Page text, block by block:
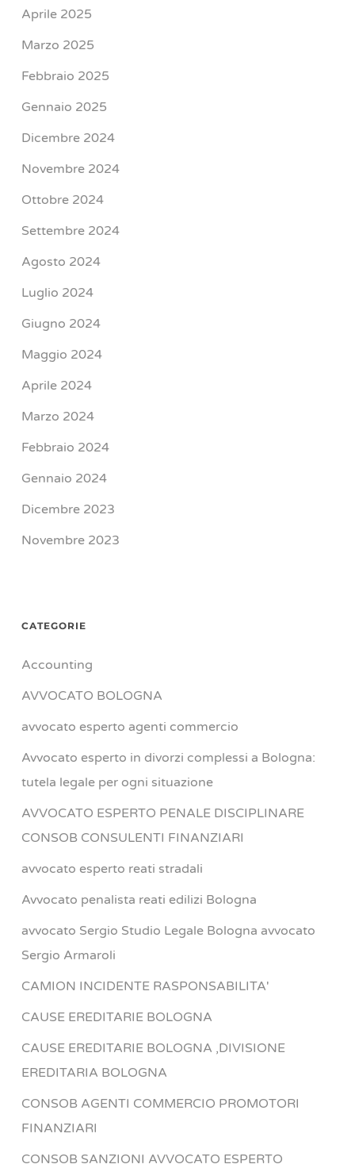
Aprile 2025
Marzo 2025
Febbraio 2025
Gennaio 2025
Dicembre 2024
Novembre 2024
Ottobre 2024
Settembre 2024
Agosto 2024
Luglio 2024
Giugno 2024
Maggio 2024
Aprile 2024
Marzo 2024
Febbraio 2024
Gennaio 2024
Dicembre 2023
Novembre 2023
CATEGORIE
Accounting
AVVOCATO BOLOGNA
avvocato esperto agenti commercio
Avvocato esperto in divorzi complessi a Bologna:
tutela legale per ogni situazione
AVVOCATO ESPERTO PENALE DISCIPLINARE
CONSOB CONSULENTI FINANZIARI
avvocato esperto reati stradali
Avvocato penalista reati edilizi Bologna
avvocato Sergio Studio Legale Bologna avvocato
Sergio Armaroli
CAMION INCIDENTE RASPONSABILITA'
CAUSE EREDITARIE BOLOGNA
CAUSE EREDITARIE BOLOGNA ,DIVISIONE
EREDITARIA BOLOGNA
CONSOB AGENTI COMMERCIO PROMOTORI
FINANZIARI
CONSOB SANZIONI AVVOCATO ESPERTO